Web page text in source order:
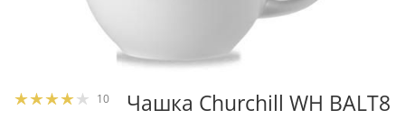
10 Чашка Churchill WH BALT8